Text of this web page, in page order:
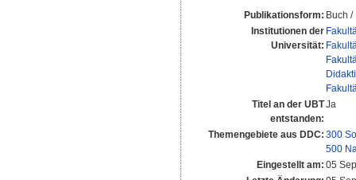
Publikationsform: Buch /
Institutionen der
Universität:
Titel an der UBT
entstanden:
Ja
Themengebiete aus DDC: 300
500
Eingestellt am: 05